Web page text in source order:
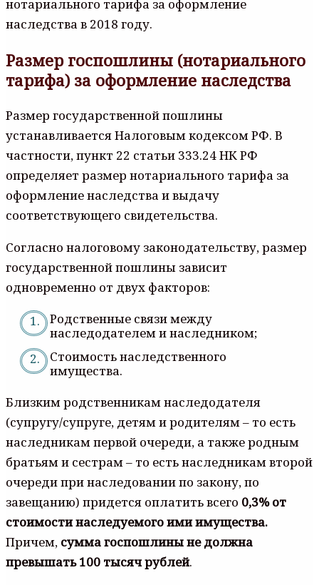
нотариального тарифа за оформление
наследства в 2018 году.
Размер госпошлины (нотариального
тарифа) за оформление наследства
Размер государственной пошлины
устанавливается Налоговым кодексом РФ. В
частности, пункт 22 статьи 333.24 НК РФ
определяет размер нотариального тарифа за
оформление наследства и выдачу
соответствующего свидетельства.
Согласно налоговому законодательству, размер
государственной пошлины зависит
одновременно от двух факторов:
Родственные связи между
наследодателем и наследником;
Стоимость наследственного
имущества.
Близким родственникам наследодателя
(супругу/супруге, детям и родителям – то есть
наследникам первой очереди, а также родным
братьям и сестрам – то есть наследникам второй
очереди при наследовании по закону, по
завещанию) придется оплатить всего 0,3% от
стоимости наследуемого ими имущества.
Причем, сумма госпошлины не должна
превышать 100 тысяч рублей.